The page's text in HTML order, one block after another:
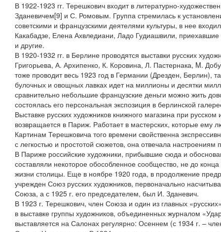
В 1922-1923 гг. Терешкович входит в литературно-
Зданевичем[9] и С. Ромовым. Группа стремилась к
советскими и французскими деятелями культуры, в нее
Какабадзе, Елена Ахвледиани, Ладо Гудиашвили,
и другие.
В 1920-1932 гг. в Берлине проводятся выставки русских
Григорьева, А. Архипенко, К. Коровина, Л. Пастернака, M.
тоже проводит весь 1923 год в Германии (Дрезден, Берлин),
булочных и овощных лавках идет на миллионы и десятки
сравнительно небольшие французские деньги можно жить
состоялась его персональная экспозиция в берлинской
Выставке русских художников книжного магазина при
возвращается в Париж. Работает в мастерских, которые ему
Картинам Терешковича того времени свойственна
с легкостью и простотой сюжетов, она отвечала настроениям
В Париже российские художники, прибывшие сюда и
составляли некоторое обособленное сообщество, не до
жизни столицы. Еще в ноябре 1920 года, в продолжение
учрежден Союз русских художников, первоначально
Союза, а с 1925 г. его председателем, был И. Зданевич.
В 1923 г. Терешкович, член Союза и один из главных
в выставке группы художников, объединенных журналом
выставляется на Салонах регулярно: Осеннем (с 1934 г. –